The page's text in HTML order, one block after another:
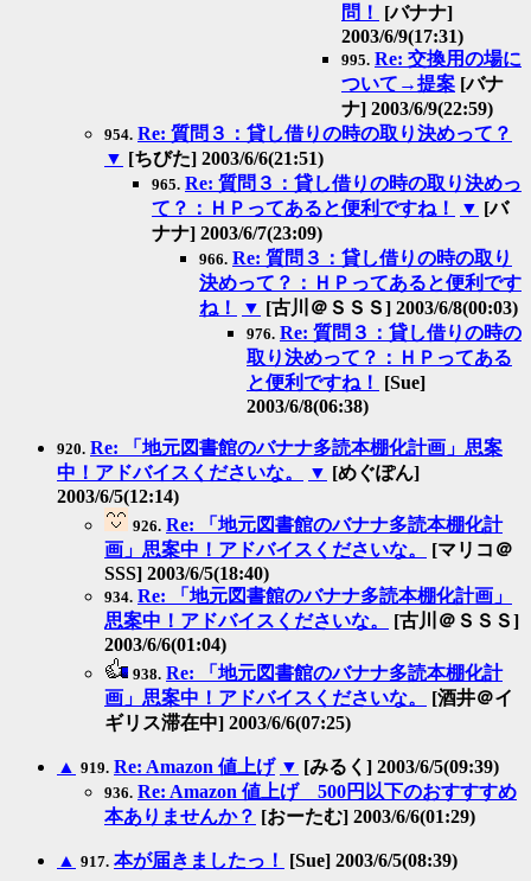
問！
[バナナ]
2003/6/9(17:31)
995. Re: 交換用の場に
ついて→提案 [バナ
ナ] 2003/6/9(22:59)
954. Re: 質問３：貸し借りの時の取り決めって？
▼ [ちびた] 2003/6/6(21:51)
965. Re: 質問３：貸し借りの時の取り決めっ
て？：ＨＰってあると便利ですね！
▼ [バ
ナナ] 2003/6/7(23:09)
966. Re: 質問３：貸し借りの時の取り
決めって？：ＨＰってあると便利です
ね！
▼ [古川＠ＳＳＳ] 2003/6/8(00:03)
976. Re: 質問３：貸し借りの時の
取り決めって？：ＨＰってある
と便利ですね！
[Sue]
2003/6/8(06:38)
920. Re: 「地元図書館のバナナ多読本棚化計画」思案
中！アドバイスくださいな。
▼ [めぐぽん]
2003/6/5(12:14)
926. Re: 「地元図書館のバナナ多読本棚化計
画」思案中！アドバイスくださいな。
[マリコ＠
SSS] 2003/6/5(18:40)
934. Re: 「地元図書館のバナナ多読本棚化計画」
思案中！アドバイスくださいな。
[古川＠ＳＳＳ]
2003/6/6(01:04)
938. Re: 「地元図書館のバナナ多読本棚化計
画」思案中！アドバイスくださいな。
[酒井＠イ
ギリス滞在中] 2003/6/6(07:25)
▲ 919. Re: Amazon 値上げ ▼ [みるく] 2003/6/5(09:39)
936. Re: Amazon 値上げ 500円以下のおすすすめ
本ありませんか？ [おーたむ] 2003/6/6(01:29)
▲ 917. 本が届きましたっ！ [Sue] 2003/6/5(08:39)